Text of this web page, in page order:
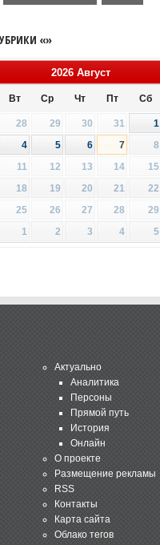
«»
2026 Август
Вт Ср Чт Пт Сб
28 29 30 31 1
4 5 6 7 8
11 12 13 14 15
18 19 20 21 22
25 26 27 28 29
1 2 3 4 5
Актуально
Аналитика
Персоны
Прямой путь
История
Онлайн
О проекте
Размещение рекламы
RSS
Контакты
Карта сайта
Облако тегов